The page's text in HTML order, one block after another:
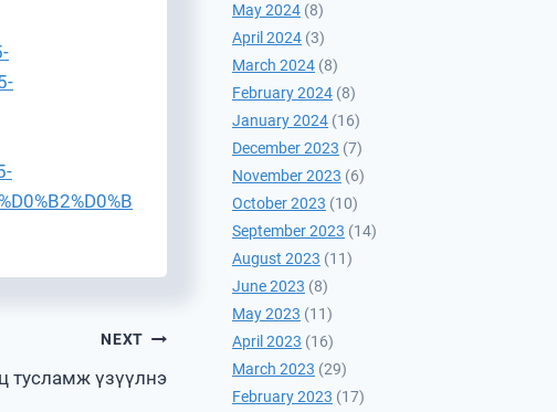
NEXT
тусламж үзүүлнэ
May 2024 (8)
April 2024 (3)
March 2024 (8)
February 2024 (8)
January 2024 (16)
December 2023 (7)
November 2023 (6)
October 2023 (10)
September 2023 (14)
August 2023 (11)
June 2023 (8)
May 2023 (11)
April 2023 (16)
March 2023 (29)
February 2023 (17)